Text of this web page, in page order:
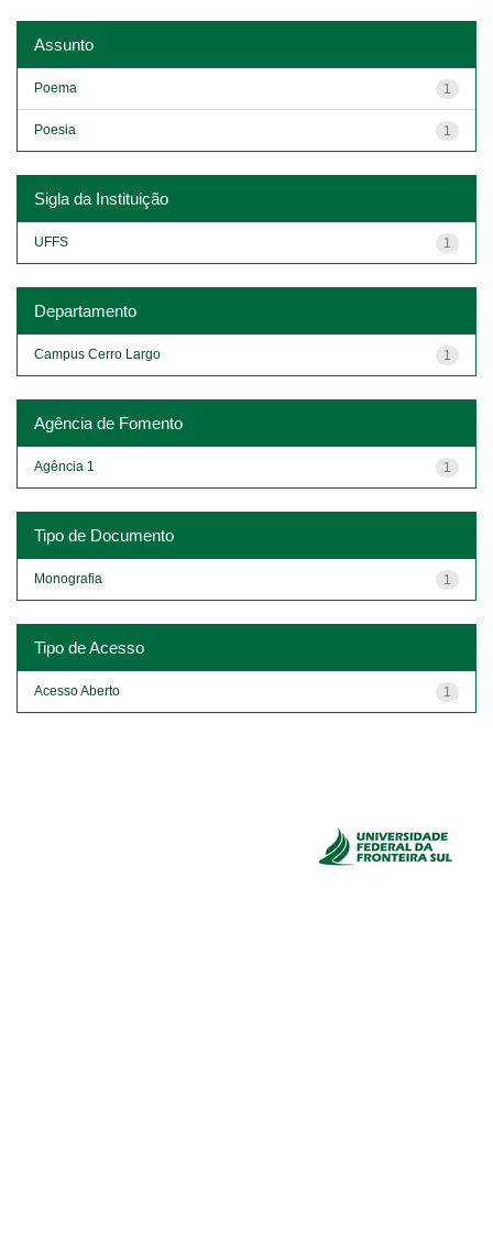
Assunto
1
Poema
1
Poesia
Sigla da Instituição
1
UFFS
Departamento
1
Campus Cerro Largo
Agência de Fomento
1
Agência 1
Tipo de Documento
1
Monografia
Tipo de Acesso
1
Acesso Aberto